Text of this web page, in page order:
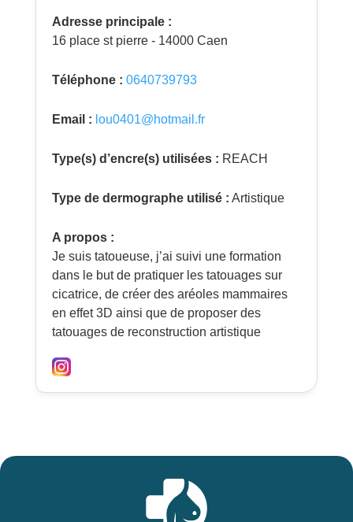
Adresse principale :
16 place st pierre - 14000 Caen
Téléphone : 0640739793
Email : lou0401@hotmail.fr
Type(s) d’encre(s) utilisées : REACH
Type de dermographe utilisé : Artistique
A propos :
Je suis tatoueuse, j’ai suivi une formation
dans le but de pratiquer les tatouages sur
cicatrice, de créer des aréoles mammaires
en effet 3D ainsi que de proposer des
tatouages de reconstruction artistique